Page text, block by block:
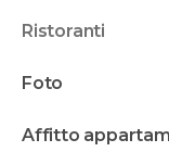
ristoranti
foto
affitto